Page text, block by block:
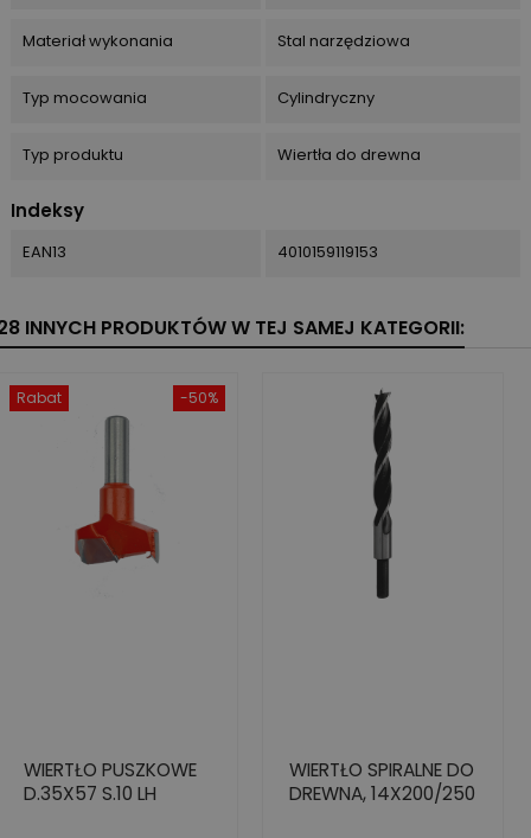
Materiał wykonania Stal narzędziowa
Typ mocowania Cylindryczny
Typ produktu Wiertła do drewna
Indeksy
EAN13 4010159119153
INNYCH PRODUKTÓW W TEJ SAMEJ KATEGORII:
-50%
Rabat
WIERTŁO PUSZKOWE
D.35X57 S.10 LH
WIERTŁO SPIRALNE DO
DREWNA, 14X200/250